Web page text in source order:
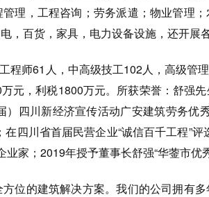
理，工程咨询；劳务派遣；物业管理
，百货，家具，电力设备设施，还开展
师61人，中高级技工102人，高级管
元，利税1800万元。所获荣誉：舒强
四川新经济宣传活动广安建筑劳务优
四川省首届民营企业“诚信百千工程”评
家；2019年授予董事长舒强“华蓥市优
的建筑解决方案。我们的公司拥有多